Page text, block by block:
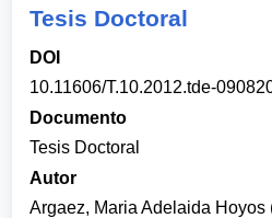
Tesis Doctoral
DOI
10.11606/T.10.2012.tde-
Documento
Tesis Doctoral
Autor
Argaez, Maria Adelaida Hoyos